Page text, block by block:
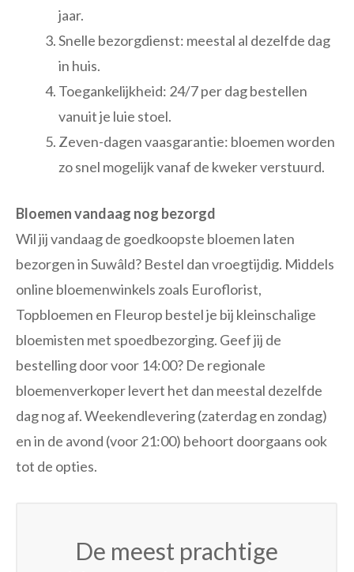
jaar.
Snelle bezorgdienst: meestal al dezelfde dag
in huis.
Toegankelijkheid: 24/7 per dag bestellen
vanuit je luie stoel.
Zeven-dagen vaasgarantie: bloemen worden
zo snel mogelijk vanaf de kweker verstuurd.
Bloemen vandaag nog bezorgd
Wil jij vandaag de goedkoopste bloemen laten
bezorgen in Suwâld? Bestel dan vroegtijdig. Middels
online bloemenwinkels zoals Euroflorist,
Topbloemen en Fleurop bestel je bij kleinschalige
bloemisten met spoedbezorging. Geef jij de
bestelling door voor 14:00? De regionale
bloemenverkoper levert het dan meestal dezelfde
dag nog af. Weekendlevering (zaterdag en zondag)
en in de avond (voor 21:00) behoort doorgaans ook
tot de opties.
De meest prachtige